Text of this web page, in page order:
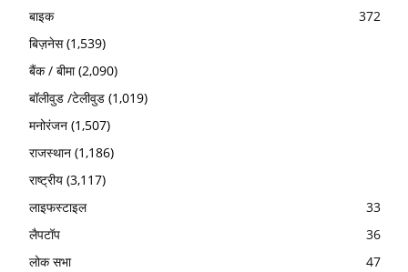
बाइक
372
बिज़नेस(1,539)
बैंक / बीमा(2,090)
बॉलीवुड /टेलीवुड (1,019)
मनोरंजन (1,507)
राजस्थान (1,186)
राष्ट्रीय (3,117)
लाइफस्टाइल
33
लैपटॉप
36
लोक सभा
47